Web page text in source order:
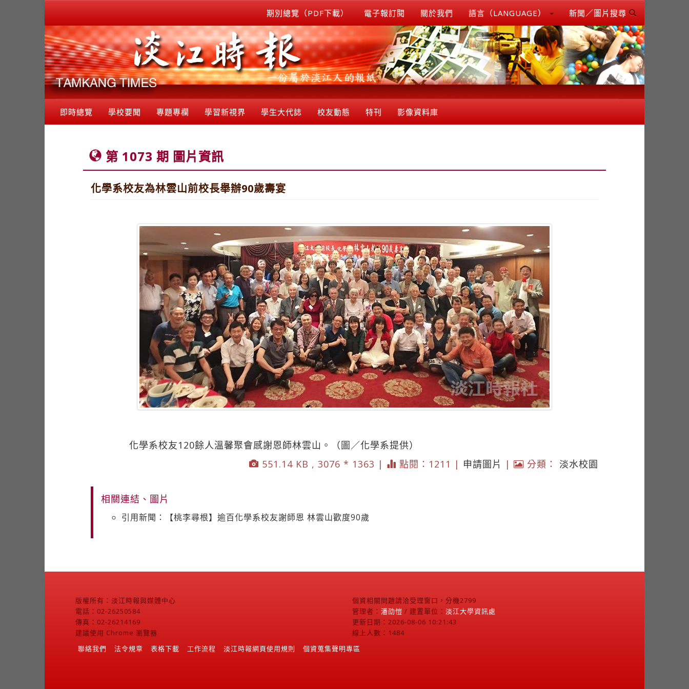
期別總覽（PDF下載） 電子報訂閱 關於我們 語言（LANGUAGE） 新聞／圖片搜尋
即時總覽 學校要聞 專題專欄 學習新視界 學生大代誌 校友動態 特刊 影像資料庫
第 1073 期 圖片資訊
化學系校友為林雲山前校長舉辦90歲壽宴
化學系校友120餘人溫馨聚會感謝恩師林雲山。（圖／化學系提供）
551.14 KB , 3076 * 1363 |
點閱：1211 | 申請圖片 | 分類： 淡水校園
相關連結、圖片
引用新聞：【桃李尋根】逾百化學系校友謝師恩 林雲山歡度90歲
版權所有：淡江時報與媒體中心
電話：02-26250584
傳真：02-26214169
建議使用 Chrome 瀏覽器
個資相關問題請洽受理窗口，分機2799
管理者： 潘劭愷 / 建置單位： 淡江大學資訊處
更新日期：2026-08-06 10:21:43
線上人數：1484
聯絡我們
法令規章 表格下載 工作流程 淡江時報網頁使用規則 個資蒐集聲明專區